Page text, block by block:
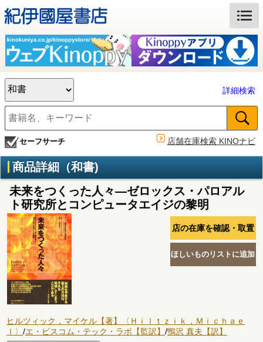
詳細検索
セーフサーチ 店舗在庫検索 KINOナビ
商品詳細（和書)
未来をつくった人々―ゼロックス・パロアル
ト研究所とコンピュータエイジの黎明
ヒルツィック，マイケル【著】〈Ｈｉｌｔｚｉｋ，Ｍｉｃｈａｅ
ｌ〉 /エ・ビスコム・テック・ラボ【監訳】 /鴨沢 真夫【訳】